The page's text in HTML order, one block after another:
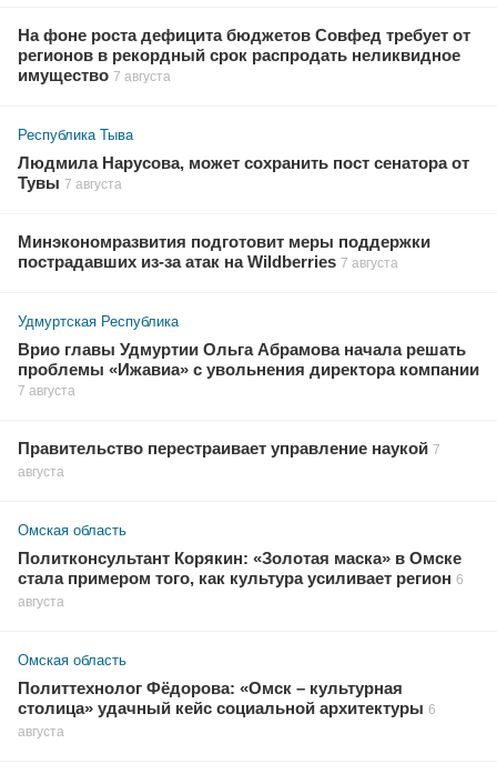
На фоне роста дефицита бюджетов Совфед требует от
регионов в рекордный срок распродать неликвидное
имущество 7 августа
Республика Тыва
Людмила Нарусова, может сохранить пост сенатора от
Тувы 7 августа
Минэкономразвития подготовит меры поддержки
пострадавших из-за атак на Wildberries 7 августа
Удмуртская Республика
Врио главы Удмуртии Ольга Абрамова начала решать
проблемы «Ижавиа» с увольнения директора компании
7 августа
Правительство перестраивает управление наукой 7
августа
Омская область
Политконсультант Корякин: «Золотая маска» в Омске
стала примером того, как культура усиливает регион 6
августа
Омская область
Политтехнолог Фёдорова: «Омск – культурная
столица» удачный кейс социальной архитектуры 6
августа